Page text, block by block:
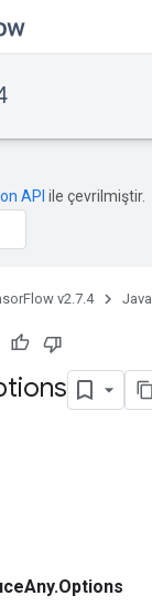
API ile çevrilmiştir.
v2.7.4 Java